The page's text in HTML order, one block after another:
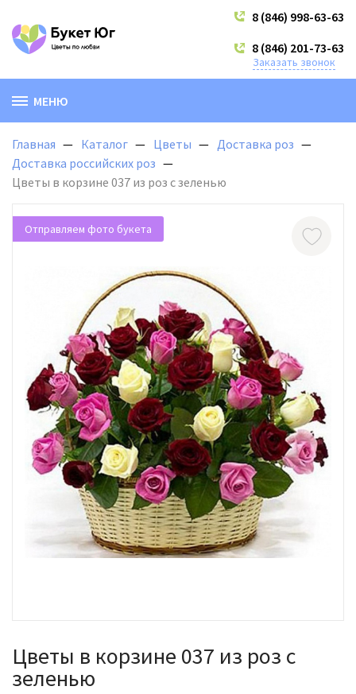
8 (846) 998-63-63
8 (846) 201-73-63
Заказать звонок
МЕНЮ
Главная Каталог Цветы
Доставка роз
Доставка российских роз
Цветы в корзине 037 из роз с зеленью
Отправляем фото букета
Цветы в корзине 037 из роз с
зеленью